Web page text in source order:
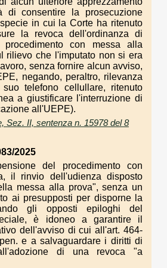
di consentire la prosecuzione
in cui la Corte ha ritenuto
la revoca dell'ordinanza di
procedimento con messa alla
rilievo che l'imputato non si era
senza fornire alcun avviso,
negando, peraltro, rilevanza
telefono cellullare, ritenuto
a giustificare l'interruzione di
all'UEPE).
Sez. II, sentenza n. 15978 del 8
2025
del procedimento con
il rinvio dell'udienza disposto
messa alla prova", senza un
ai presupposti per disporne la
gli opposti epiloghi del
è idoneo a garantire il
dell'avviso di cui all'art. 464-
e a salvaguardare i diritti di
di una revoca "a